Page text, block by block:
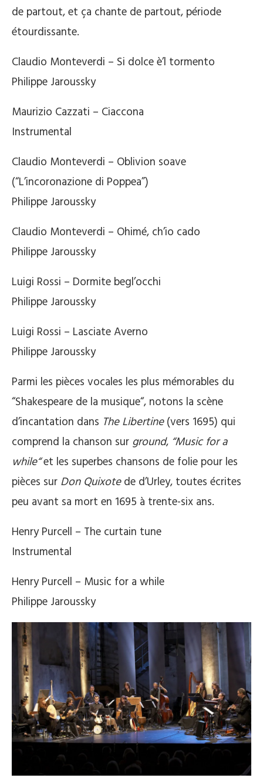
de partout, et ça chante de partout, période
étourdissante.
Claudio Monteverdi – Si dolce è’l tormento
Philippe Jaroussky
Maurizio Cazzati – Ciaccona
Instrumental
Claudio Monteverdi – Oblivion soave
(“L’incoronazione di Poppea”)
Philippe Jaroussky
Claudio Monteverdi – Ohimé, ch’io cado
Philippe Jaroussky
Luigi Rossi – Dormite begl’occhi
Philippe Jaroussky
Luigi Rossi – Lasciate Averno
Philippe Jaroussky
Parmi les pièces vocales les plus mémorables du
“Shakespeare de la musique“, notons la scène
d’incantation dans The Libertine(vers 1695) qui
comprend la chanson sur ground, “Music for a
while“et les superbes chansons de folie pour les
pièces sur Don Quixotede d’Urley, toutes écrites
peu avant sa mort en 1695 à trente-six ans.
Henry Purcell – The curtain tune
Instrumental
Henry Purcell – Music for a while
Philippe Jaroussky